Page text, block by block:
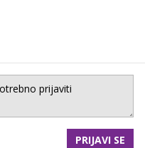
PRIJAVI SE